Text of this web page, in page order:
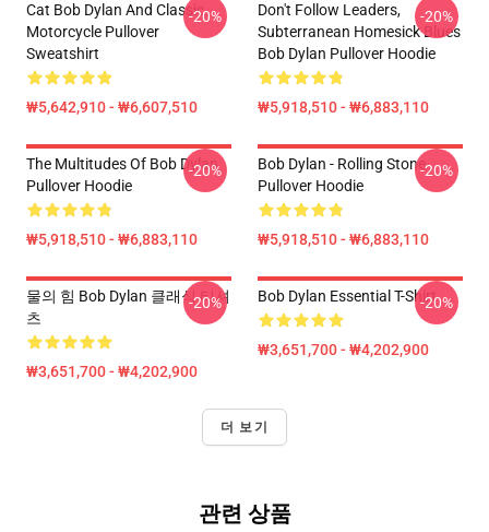
Cat Bob Dylan And Classic
Motorcycle Pullover
Sweatshirt
₩5,642,910 - ₩6,607,510
-20%
Don't Follow Leaders,
Subterranean Homesick Blues
Bob Dylan Pullover Hoodie
₩5,918,510 - ₩6,883,110
-20%
The Multitudes Of Bob Dylan
Pullover Hoodie
₩5,918,510 - ₩6,883,110
-20%
Bob Dylan - Rolling Stone
Pullover Hoodie
₩5,918,510 - ₩6,883,110
-20%
물의 힘 Bob Dylan 클래식 티셔
츠
₩3,651,700 - ₩4,202,900
-20% Bob Dylan Essential T-Shirt
₩3,651,700 - ₩4,202,900
-20%
더 보기
관련 상품